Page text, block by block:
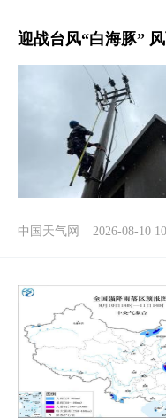
迎战台风“白海豚”
中国天气网 2026-08-10